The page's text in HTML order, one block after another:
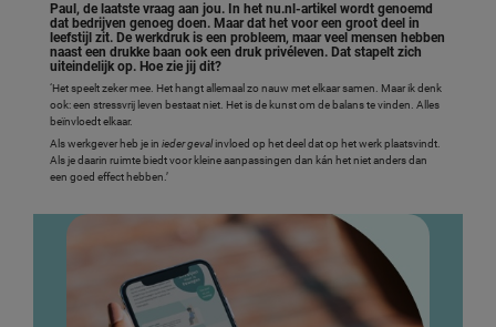
Paul, de laatste vraag aan jou. In het nu.nl-artikel wordt genoemd
dat bedrijven genoeg doen. Maar dat het voor een groot deel in
leefstijl zit. De werkdruk is een probleem, maar veel mensen hebben
naast een drukke baan ook een druk privéleven. Dat stapelt zich
uiteindelijk op. Hoe zie jij dit?
‘Het speelt zeker mee. Het hangt allemaal zo nauw met elkaar samen. Maar ik denk
ook: een stressvrij leven bestaat niet. Het is de kunst om de balans te vinden. Alles
beïnvloedt elkaar.
Als werkgever heb je in ieder gevalinvloed op het deel dat op het werk plaatsvindt.
Als je daarin ruimte biedt voor kleine aanpassingen dan kán het niet anders dan
een goed effect hebben.’